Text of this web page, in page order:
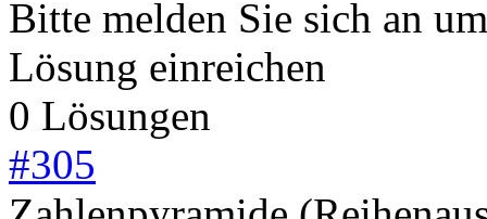
Bitte melden Sie sich an
Lösung einreichen
0 Lösungen
#305